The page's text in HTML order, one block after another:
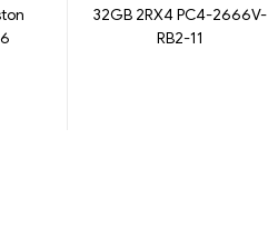
32GB 2RX4 PC4-2666V-
RB2-11